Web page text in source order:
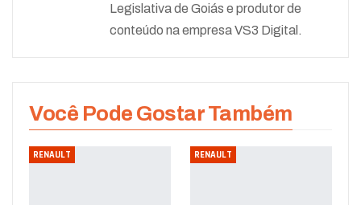
Legislativa de Goiás e produtor de
conteúdo na empresa VS3 Digital.
Você Pode Gostar Também
RENAULT RENAULT